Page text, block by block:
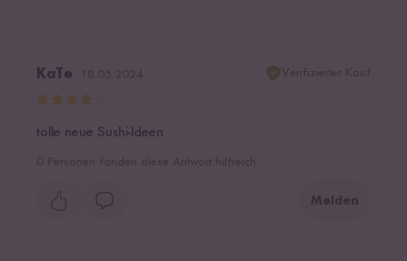
KaTe
tolle neue Sushi-Ideen
Melden